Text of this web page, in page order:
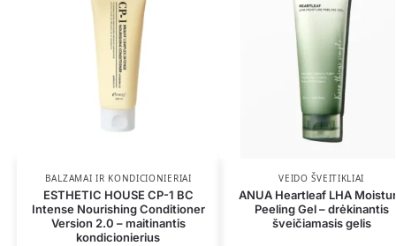
BALZAMAI IR KONDICIONIERIAI
ESTHETIC HOUSE CP-1 BC
Intense Nourishing Conditioner
Version 2.0 – maitinantis
kondicionierius
VEIDO ŠVEITIKLIAI
ANUA Heartleaf LHA
Peeling Gel – drėkinantis
šveičiamasis gelis